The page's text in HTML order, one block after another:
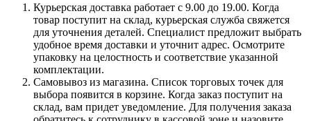
Курьерская доставка работает с 9.00 до 19.00. Когда
товар поступит на склад, курьерская служба свяжется
для уточнения деталей. Специалист предложит выбрать
удобное время доставки и уточнит адрес. Осмотрите
упаковку на целостность и соответствие указанной
комплектации.
Самовывоз из магазина. Список торговых точек для
выбора появится в корзине. Когда заказ поступит на
склад, вам придет уведомление. Для получения заказа